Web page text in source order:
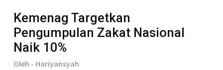
Kemenag Targetkan
Pengumpulan Zakat Nasional
Naik 10%
Oleh - Hariyansyah